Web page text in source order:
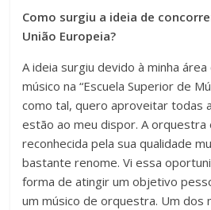
Como surgiu a ideia de
União Europeia?
A ideia surgiu devido à minha
músico na “Escuela Superior de
como tal, quero aproveitar todas
estão ao meu dispor. A orquestra
reconhecida pela sua qualidade
bastante renome. Vi essa
forma de atingir um objetivo
um músico de orquestra. Um dos